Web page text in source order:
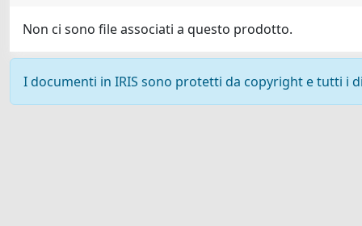
Non ci sono file associati a questo prodotto.
I documenti in IRIS sono protetti da copyright e tutti i